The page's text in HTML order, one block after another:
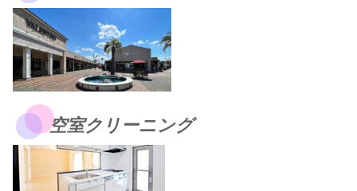
空室クリーニング